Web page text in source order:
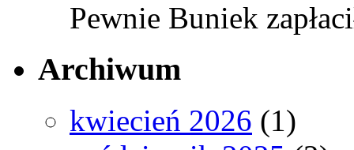
Pewnie Buniek
Archiwum
kwiecień 2026 (1)